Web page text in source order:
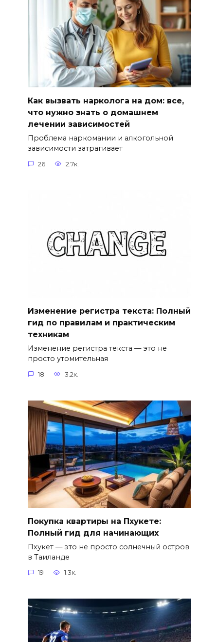
Как вызвать нарколога на дом: все,
что нужно знать о домашнем
лечении зависимостей
Проблема наркомании и алкогольной
зависимости затрагивает
26 2.7к.
Изменение регистра текста: Полный
гид по правилам и практическим
техникам
Изменение регистра текста — это не
просто утомительная
18 3.2к.
Покупка квартиры на Пхукете:
Полный гид для начинающих
Пхукет — это не просто солнечный остров
в Таиланде
19 1.3к.